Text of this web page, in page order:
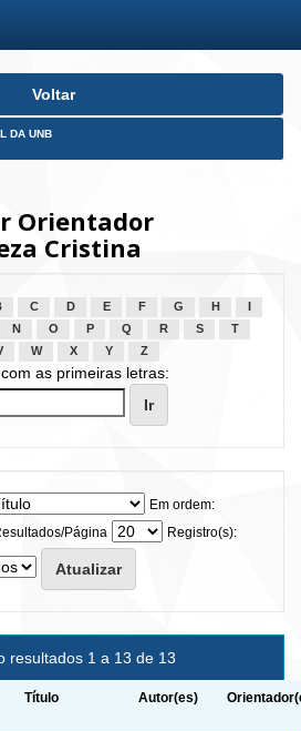
Voltar
DA UNB
Orientador
Cristina
C D E F G H
N O P Q R S
T
W X Y Z
as primeiras letras:
Em ordem:
Página
Registro(s):
resultados 1 a 13 de 13
Título Autor(es)